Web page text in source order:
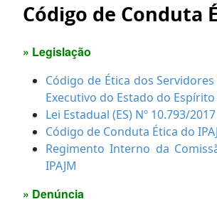
Código de Conduta
» Legislação
Código de Ética dos
Executivo do Estado do
Lei Estadual (ES) Nº 10.793/2017
Código de Conduta Ética do
Regimento Interno da
IPAJM
» Denúncia